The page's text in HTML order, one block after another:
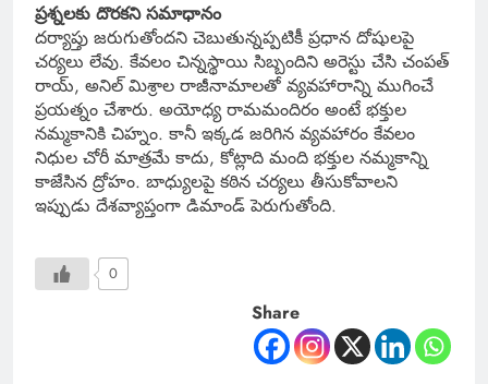
ప్రశ్నలకు దొరకని సమాధానం
దర్యాప్తు జరుగుతోందని చెబుతున్నప్పటికీ ప్రధాన దోషులపై
చర్యలు లేవు. కేవలం చిన్నస్థాయి సిబ్బందిని అరెస్టు చేసి చంపత్
రాయ్, అనిల్ మిశ్రాల రాజీనామాలతో వ్యవహారాన్ని ముగించే
ప్రయత్నం చేశారు. అయోధ్య రామమందిరం అంటే భక్తుల
నమ్మకానికి చిహ్నం. కానీ ఇక్కడ జరిగిన వ్యవహారం కేవలం
నిధుల చోరీ మాత్రమే కాదు, కోట్లాది మంది భక్తుల నమ్మకాన్ని
కాజేసిన ద్రోహం. బాధ్యులపై కఠిన చర్యలు తీసుకోవాలని
ఇప్పుడు దేశవ్యాప్తంగా డిమాండ్ పెరుగుతోంది.
0
Share